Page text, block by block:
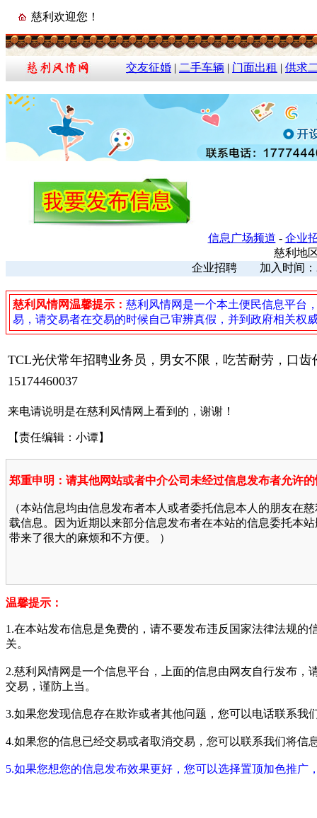
慈利欢迎您！
交友征婚 | 二手车辆 | 门面出租 | 供求
信息广场频道 - 企业
慈利地
企业招聘 加入时间
慈利风情网温馨提示： 慈利风情网是一个本土便民信息平台
易，请交易者在交易的时候自己审辨真假，并到政府相关权
TCL光伏常年招聘业务员，男女不限，吃苦耐劳，口
15174460037
来电请说明是在慈利风情网上看到的，谢谢！
【责任编辑：小谭】
郑重申明：请其他网站或者中介公司未经过信息发布者允许
（本站信息均由信息发布者本人或者委托信息本人的朋友在
载信息。因为近期以来部分信息发布者在本站的信息委托本
带来了很大的麻烦和不方便。 ）
温馨提示：
1.在本站发布信息是免费的，请不要发布违反国家法律法规
关。
2.慈利风情网是一个信息平台，上面的信息由网友自行发布
交易，谨防上当。
3.如果您发现信息存在欺诈或者其他问题，您可以电话联系我
4.如果您的信息已经交易或者取消交易，您可以联系我们将信
5.如果您想您的信息发布效果更好，您可以选择置顶加色推广